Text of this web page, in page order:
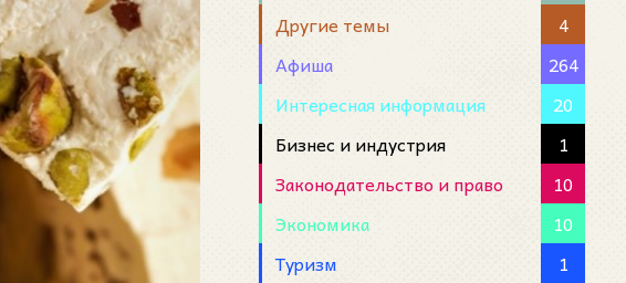
Другие темы
4
Афиша
264
Интересная информация
20
Бизнес и индустрия
1
Законодательство и право
10
Экономика
10
Туризм
1